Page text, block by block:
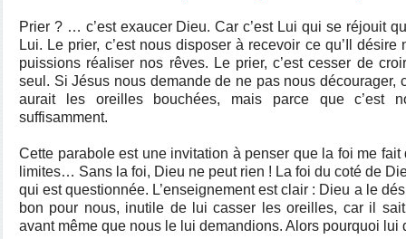
Prier ? … c’est exaucer Dieu. Car c’est Lui qui se réjouit
Lui. Le prier, c’est nous disposer à recevoir ce qu’Il
puissions réaliser nos rêves. Le prier, c’est cesser de
seul. Si Jésus nous demande de ne pas nous décourager,
aurait les oreilles bouchées, mais parce que c’est
suffisamment.
Cette parabole est une invitation à penser que la foi me fait
limites… Sans la foi, Dieu ne peut rien ! La foi du coté de
qui est questionnée. L’enseignement est clair : Dieu a le
bon pour nous, inutile de lui casser les oreilles, car il
avant même que nous le lui demandions. Alors pourquoi lui